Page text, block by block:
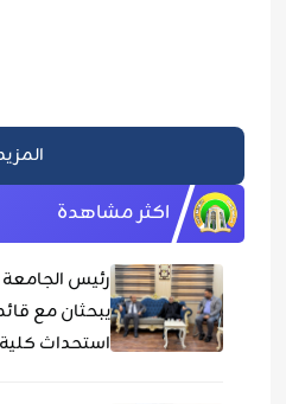
اكثر مشاهدة
رئيس
يبحثان مع
استحداث